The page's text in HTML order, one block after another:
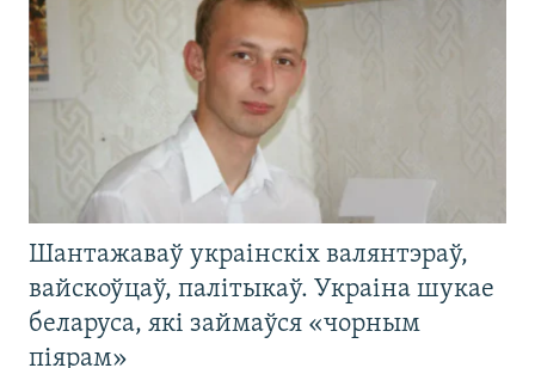
Шантажаваў украінскіх валянтэраў,
вайскоўцаў, палітыкаў. Украіна шукае
беларуса, які займаўся «чорным
піярам»